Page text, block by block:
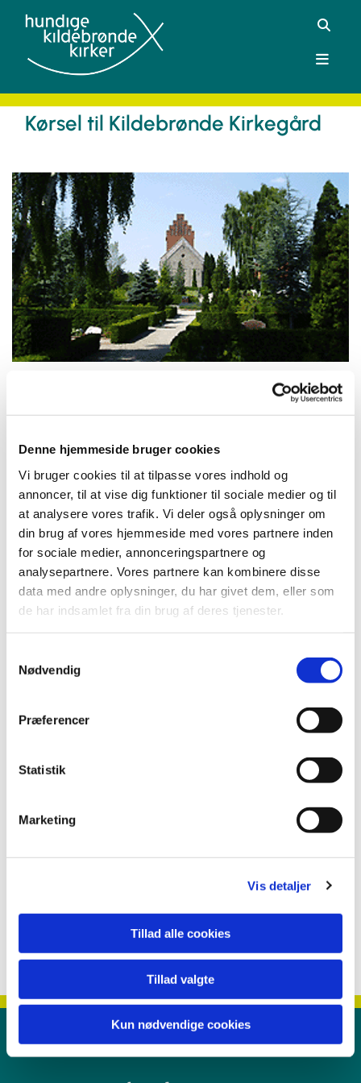
Denne hjemmeside bruger cookies
Vi bruger cookies til at tilpasse vores indhold og
annoncer, til at vise dig funktioner til sociale medier og til
at analysere vores trafik. Vi deler også oplysninger om
din brug af vores hjemmeside med vores partnere inden
for sociale medier, annonceringspartnere og
analysepartnere. Vores partnere kan kombinere disse
data med andre oplysninger, du har givet dem, eller som
de har indsamlet fra din brug af deres tjenester.
Nødvendig
Præferencer
Statistik
Marketing
Vis detaljer
Tillad alle cookies
Tillad valgte
Kun nødvendige cookies
Kørsel til Kildebrønde Kirkegård
Hundige Kirke, Eriksmindevej, 2670
Greve
Vi tilbyder kørsel til Kildebrønde Kirkegård. Tilmelding
sker ved at ringe til kirkekontoret på tlf. 43 90 55 77
senest torsdagen før kl. 12.00.
Kontakt